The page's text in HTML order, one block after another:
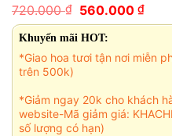
720.000₫ Giá
gốc
là:
720.000 ₫.
560.000 ₫Giá
hiện
Khuyến mãi HOT:
*Giao hoa tươi tận nơi miễn
trên 500k)
*Giảm ngay 20k cho khách
website-Mã giảm giá:
số lượng có hạn)